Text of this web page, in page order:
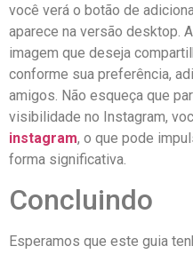
você ⁣verá ​o botão‍ de⁤
aparece na⁢ versão ⁢desktop.
imagem ‌que ‍deseja
conforme‍ sua preferência,⁤
amigos. Não⁢ esqueça que⁣
visibilidade⁢ no Instagram,
instagram, o⁢ que pode
forma‍ significativa.
Concluindo
Esperamos que ⁣este guia⁣